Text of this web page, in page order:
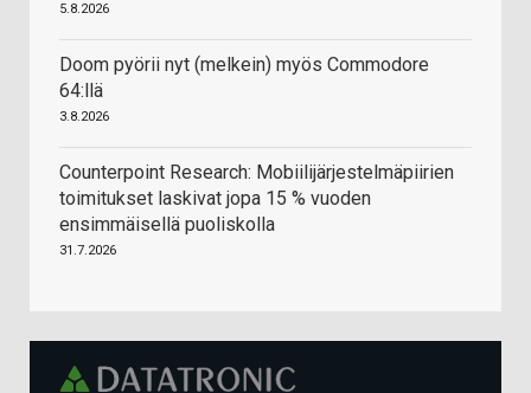
5.8.2026
Doom pyörii nyt (melkein) myös Commodore
64:llä
3.8.2026
Counterpoint Research: Mobiilijärjestelmäpiirien
toimitukset laskivat jopa 15 % vuoden
ensimmäisellä puoliskolla
31.7.2026